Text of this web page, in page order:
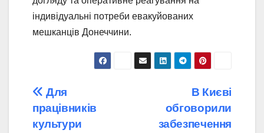
індивідуальні потреби евакуйованих
мешканців Донеччини.
Навігація
записів
В Києві
обговорили
забезпечення
Для
працівників
культури